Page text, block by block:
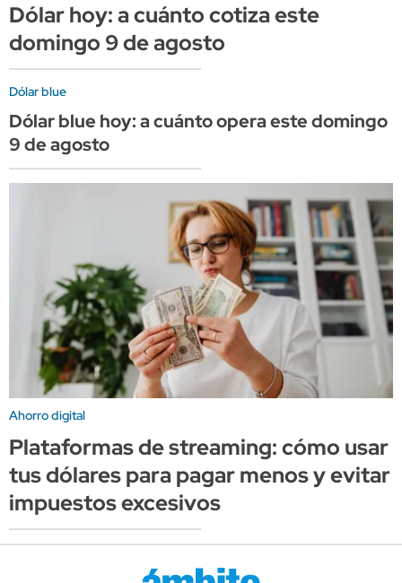
Dólar hoy: a cuánto cotiza este
domingo 9 de agosto
Dólar blue
Dólar blue hoy: a cuánto opera este domingo
9 de agosto
Ahorro digital
Plataformas de streaming: cómo usar
tus dólares para pagar menos y evitar
impuestos excesivos